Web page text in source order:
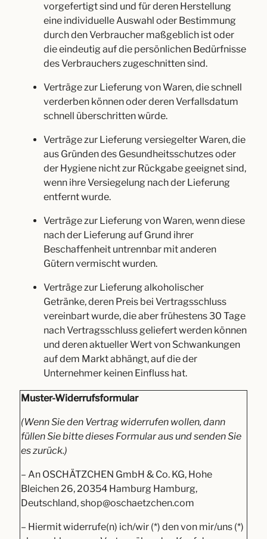
vorgefertigt sind und für deren Herstellung
eine individuelle Auswahl oder Bestimmung
durch den Verbraucher maßgeblich ist oder
die eindeutig auf die persönlichen Bedürfnisse
des Verbrauchers zugeschnitten sind.
Verträge zur Lieferung von Waren, die schnell
verderben können oder deren Verfallsdatum
schnell überschritten würde.
Verträge zur Lieferung versiegelter Waren, die
aus Gründen des Gesundheitsschutzes oder
der Hygiene nicht zur Rückgabe geeignet sind,
wenn ihre Versiegelung nach der Lieferung
entfernt wurde.
Verträge zur Lieferung von Waren, wenn diese
nach der Lieferung auf Grund ihrer
Beschaffenheit untrennbar mit anderen
Gütern vermischt wurden.
Verträge zur Lieferung alkoholischer
Getränke, deren Preis bei Vertragsschluss
vereinbart wurde, die aber frühestens 30 Tage
nach Vertragsschluss geliefert werden können
und deren aktueller Wert von Schwankungen
auf dem Markt abhängt, auf die der
Unternehmer keinen Einfluss hat.
Muster-Widerrufsformular
(Wenn Sie den Vertrag widerrufen wollen, dann
füllen Sie bitte dieses Formular aus und senden Sie
es zurück.)
– An OSCHÄTZCHEN GmbH & Co. KG, Hohe
Bleichen 26, 20354 Hamburg Hamburg,
Deutschland, shop@oschaetzchen.com
– Hiermit widerrufe(n) ich/wir (*) den von mir/uns (*)